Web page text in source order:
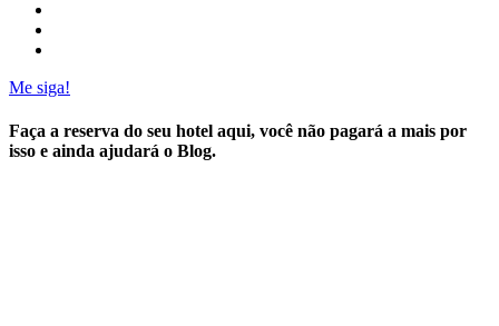
Me siga!
Faça a reserva do seu hotel aqui, você não pagará a mais por
isso e ainda ajudará o Blog.